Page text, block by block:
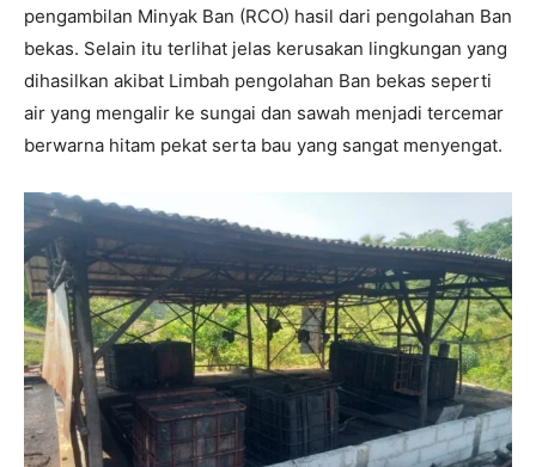
pengambilan Minyak Ban (RCO) hasil dari pengolahan Ban
bekas. Selain itu terlihat jelas kerusakan lingkungan yang
dihasilkan akibat Limbah pengolahan Ban bekas seperti
air yang mengalir ke sungai dan sawah menjadi tercemar
berwarna hitam pekat serta bau yang sangat menyengat.